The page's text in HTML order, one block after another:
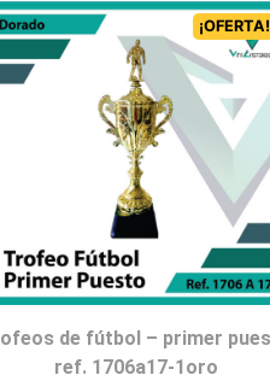
¡OFERTA!
ref. 1706a17-1oro